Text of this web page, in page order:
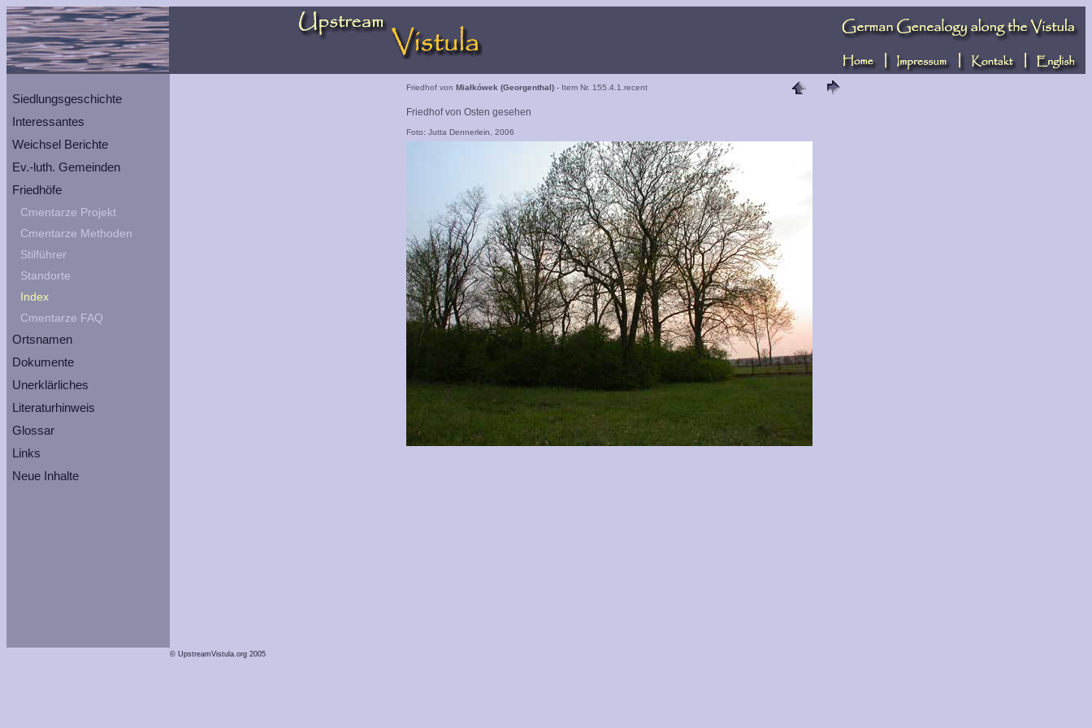
Siedlungsgeschichte
Interessantes
Weichsel Berichte
Ev.-luth. Gemeinden
Friedhöfe
Cmentarze Projekt
Cmentarze Methoden
Stilführer
Standorte
Index
Cmentarze FAQ
Ortsnamen
Dokumente
Unerklärliches
Literaturhinweis
Glossar
Links
Neue Inhalte
Friedhof von Miałkówek (Georgenthal)- Item Nr. 155.4.1.recent
Friedhof von Osten gesehen
Foto: Jutta Dennerlein, 2006
© UpstreamVistula.org 2005